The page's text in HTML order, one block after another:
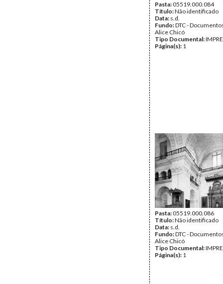
Pasta:05519.000.084
Título:Não identificado
Data: s.d.
Fundo:DTC -
Alice Chicó
Tipo Documental:
Página(s): 1
Pasta:05519.000.086
Título:Não identificado
Data: s.d.
Fundo:DTC -
Alice Chicó
Tipo Documental:
Página(s): 1